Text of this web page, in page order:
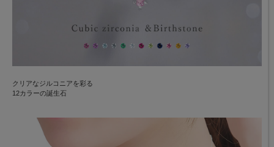
クリアなジルコニアを彩る
12カラーの誕生石